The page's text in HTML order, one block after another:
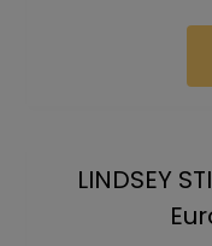
LINDSEY